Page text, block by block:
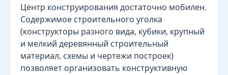
Центр конструирования достаточно мобилен.
Содержимое строительного уголка
(конструкторы разного вида, кубики, крупный
и мелкий деревянный строительный
материал, схемы и чертежи построек)
позволяет организовать конструктивную